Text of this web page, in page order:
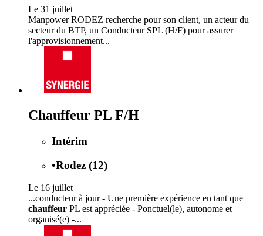
Le 31 juillet
Manpower RODEZ recherche pour son client, un acteur du
secteur du BTP, un Conducteur SPL (H/F) pour assurer
l'approvisionnement...
Chauffeur PL F/H
Intérim
•Rodez (12)
Le 16 juillet
...conducteur à jour - Une première expérience en tant que
chauffeur PL est appréciée - Ponctuel(le), autonome et
organisé(e) -...